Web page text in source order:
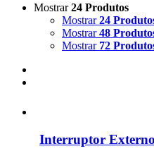
Mostrar24 Produtos
Mostrar24
Mostrar48
Mostrar 72
Interruptor Externo